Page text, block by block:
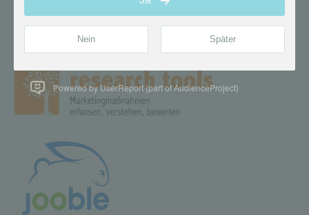
Powered by UserReport (part of AudienceProject)